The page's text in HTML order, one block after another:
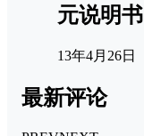
元说明书
13年4月26日
最新评论